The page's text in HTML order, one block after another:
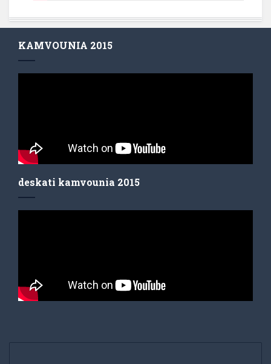
KAMVOUNIA 2015
deskati kamvounia 2015